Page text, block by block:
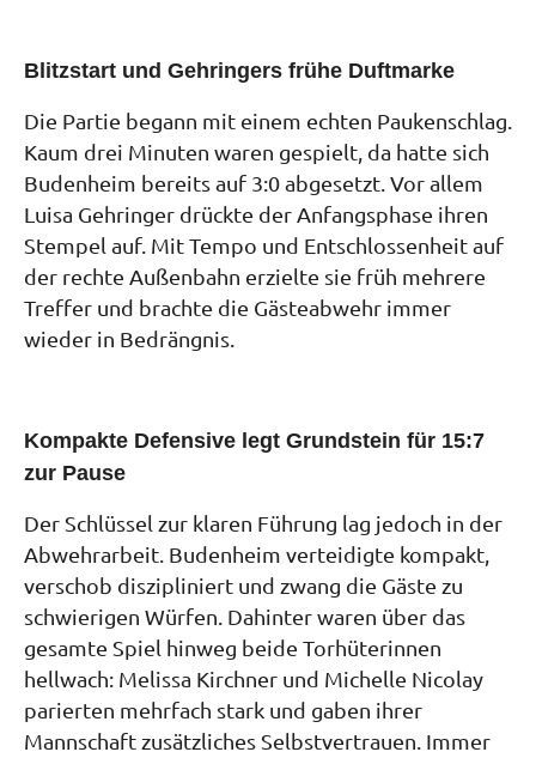
Blitzstart und Gehringers frühe Duftmarke
Die Partie begann mit einem echten Paukenschlag.
Kaum drei Minuten waren gespielt, da hatte sich
Budenheim bereits auf 3:0 abgesetzt. Vor allem
Luisa Gehringer drückte der Anfangsphase ihren
Stempel auf. Mit Tempo und Entschlossenheit auf
der rechte Außenbahn erzielte sie früh mehrere
Treffer und brachte die Gästeabwehr immer
wieder in Bedrängnis.
Kompakte Defensive legt Grundstein für 15:7
zur Pause
Der Schlüssel zur klaren Führung lag jedoch in der
Abwehrarbeit. Budenheim verteidigte kompakt,
verschob diszipliniert und zwang die Gäste zu
schwierigen Würfen. Dahinter waren über das
gesamte Spiel hinweg beide Torhüterinnen
hellwach: Melissa Kirchner und Michelle Nicolay
parierten mehrfach stark und gaben ihrer
Mannschaft zusätzliches Selbstvertrauen. Immer